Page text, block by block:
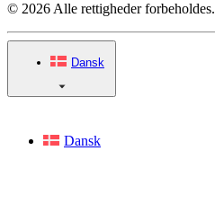
© 2026 Alle rettigheder forbeholdes.
Dansk
Dansk